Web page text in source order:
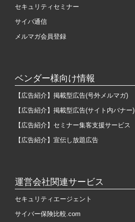
セキュリティセミナー
サイバ通信
メルマガ会員登録
ベンダー様向け情報
【広告紹介】掲載型広告(号外メルマガ)
【広告紹介】掲載型広告(サイト内バナー)
【広告紹介】セミナー集客支援サービス
【広告紹介】宣伝し放題広告
運営会社関連サービス
セキュリティエージェント
サイバー保険比較.com